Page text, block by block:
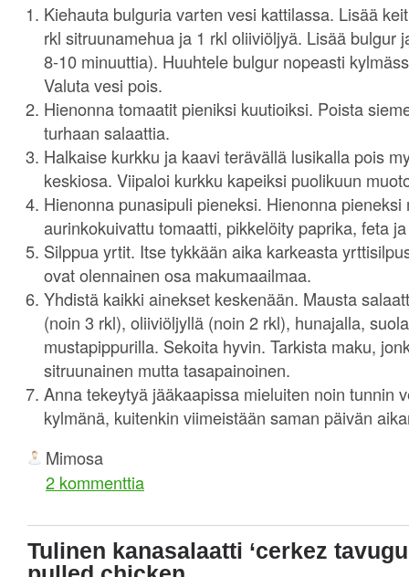
Kiehauta bulguria varten vesi kattilassa. Lisää
rkl sitruunamehua ja 1 rkl oliiviöljyä. Lisää bulgur
8-10 minuuttia). Huuhtele bulgur nopeasti
Valuta vesi pois.
Hienonna tomaatit pieniksi kuutioiksi. Poista
turhaan salaattia.
Halkaise kurkku ja kaavi terävällä lusikalla pois
keskiosa. Viipaloi kurkku kapeiksi puolikuun
Hienonna punasipuli pieneksi. Hienonna pieneksi
aurinkokuivattu tomaatti, pikkelöity paprika, feta
Silppua yrtit. Itse tykkään aika karkeasta
ovat olennainen osa makumaailmaa.
Yhdistä kaikki ainekset keskenään. Mausta
(noin 3 rkl), oliiviöljyllä (noin 2 rkl), hunajalla,
mustapippurilla. Sekoita hyvin. Tarkista maku,
sitruunainen mutta tasapainoinen.
Anna tekeytyä jääkaapissa mieluiten noin tunnin
kylmänä, kuitenkin viimeistään saman päivän
Mimosa
2 kommenttia
Tulinen kanasalaatti ‘cerkez